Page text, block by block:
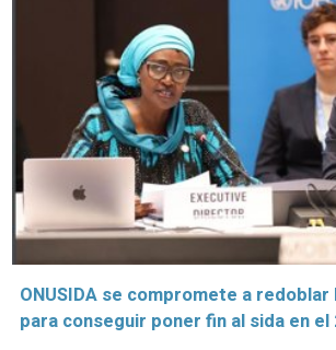
ONUSIDA se compromete a
para conseguir poner fin al sida en el